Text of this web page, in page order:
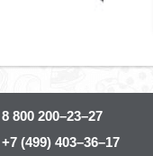
8 800 200–23–27
+7 (499) 403–36–17